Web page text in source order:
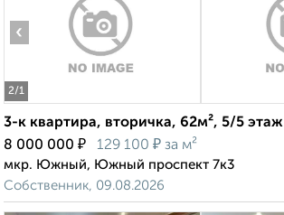
2/1
‹
3-к квартира, вторичка, 62м², 5/5 этаж
8 000 000 ₽ 129 100 ₽ за м²
мкр. Южный, Южный проспект 7к3
Собственник, 09.08.2026